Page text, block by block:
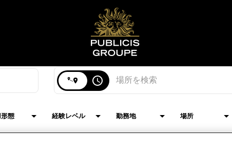
access_time
態 経験レベル 勤務地 場所